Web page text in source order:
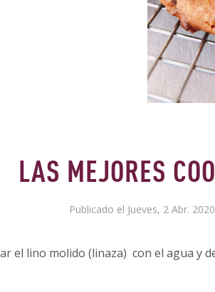
LAS MEJORES
Publicado el Jueves, 2 Abr. 2020
el lino molido (linaza) con el agua y